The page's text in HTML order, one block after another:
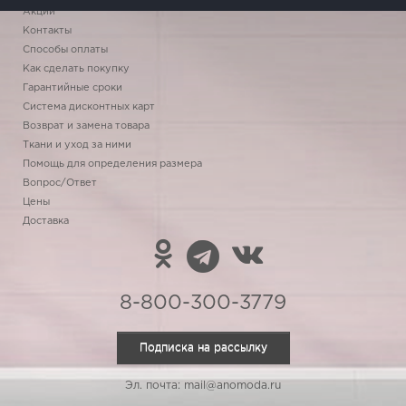
Акции
Контакты
Способы оплаты
Как сделать покупку
Гарантийные сроки
Система дисконтных карт
Возврат и замена товара
Ткани и уход за ними
Помощь для определения размера
Вопрос/Ответ
Цены
Доставка
8-800-300-3779
Подписка на рассылку
Эл. почта: mail@anomoda.ru